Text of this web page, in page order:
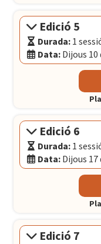
El Convent-
Edició 5
Durada: 1
Data: Dijous
Modalitat:
Català
Dijous
El Convent-
Edició 6
Durada: 1
Data: Dijous
Modalitat:
Català
Dijous
El Convent-
Edició 7